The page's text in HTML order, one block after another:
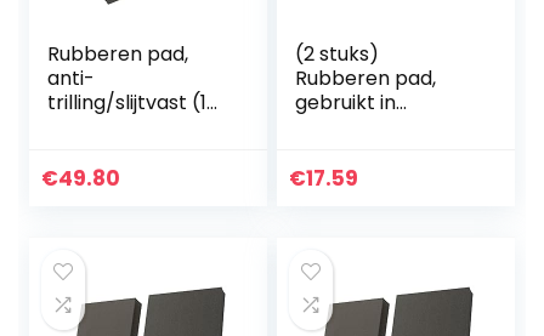
Rubberen pad,
anti-
trilling/slijtvast (1
machines
€49.80
(2 stuks)
Rubberen pad,
gebruikt in
50x50x25mm
€17.59